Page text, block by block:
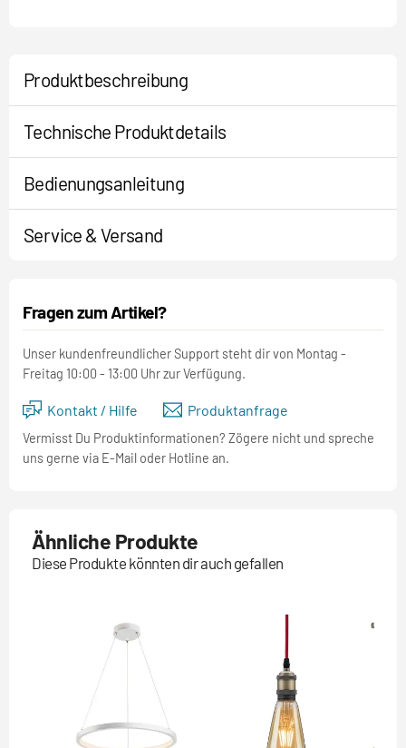
Produktbeschreibung
Technische Produktdetails
Bedienungsanleitung
Service & Versand
Fragen zum Artikel?
Unser kundenfreundlicher Support steht dir von Montag -
Freitag 10:00 - 13:00 Uhr zur Verfügung.
Kontakt / Hilfe Produktanfrage
Vermisst Du Produktinformationen? Zögere nicht und spreche
uns gerne via E-Mail oder Hotline an.
Ähnliche Produkte
Diese Produkte könnten dir auch gefallen